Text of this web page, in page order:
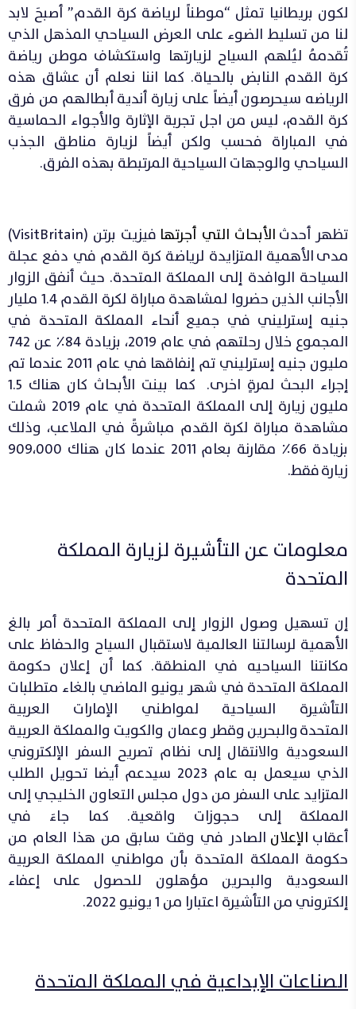
لكون بريطانيا تمثل “موطناً لرياضة كرة القدم” أصبحَ لابد
لنا من تسليط الضوء على العرض السياحي المذهل الذي
تُقدمهُ ليُلهم السياح لزيارتها واستكشاف موطن رياضة
كرة القدم النابض بالحياة. كما اننا نعلم أن عشاق هذه
الرياضه سيحرصون أيضاً على زيارة أندية أبطالهم من فرق
كرة القدم، ليس من اجل تجربة الإثارة والأجواء الحماسية
في المباراة فحسب ولكن أيضاً لزيارة مناطق الجذب
السياحي والوجهات السياحية المرتبطة بهذه الفرق.
تظهر أحدثالأبحاث التي أجرتها
فيزيت برتن (VisitBritain)
مدىالأهمية المتزايدة لرياضة كرة القدم في دفع عجلة
السياحة الوافدة إلى المملكة المتحدة. حيث أنفق الزوار
الأجانب الذين حضروا لمشاهدة مباراة لكرة القدم 1.4 مليار
جنيه إسترليني في جميع أنحاء المملكة المتحدة في
المجموع خلال رحلتهم في عام 2019، بزيادة 84٪ عن 742
مليون جنيه إسترليني تم إنفاقها في عام 2011 عندما تم
إجراء البحث لمرةٍ اخرى. كما بينت الأبحاث كان هناك 1.5
مليون زيارة إلى المملكة المتحدة في عام 2019 شملت
مشاهدة مباراة لكرة القدم مباشرةً في الملاعب، وذلك
بزيادة 66٪ مقارنة بعام 2011 عندما كان هناك 909،000
زيارةفقط.
معلومات عن التأشيرة لزيارة المملكة
المتحدة
إن تسهيل وصول الزوار إلى المملكة المتحدة أمر بالغ
الأهمية لرسالتنا العالمية لاستقبال السياح والحفاظ على
مكانتنا السياحيه في المنطقة. كما أن إعلان حكومة
المملكة المتحدة في شهر يونيو الماضي بالغاء متطلبات
التأشيرة السياحية لمواطني الإمارات العربية
المتحدة والبحرين وقطر وعمان والكويت والمملكة العربية
السعودية والانتقال إلى نظام تصريح السفر الإلكتروني
الذي سيعمل به عام 2023 سيدعم أيضا تحويل الطلب
المتزايد على السفر من دول مجلس التعاون الخليجي إلى
المملكة إلى حجوزات واقعية. كما جاءَ في
أعقاب الإعلان الصادر في وقت سابق من هذا العام من
حكومة المملكة المتحدة بأن مواطني المملكة العربية
السعودية والبحرين مؤهلون للحصول على إعفاء
إلكتروني من التأشيرة اعتبارا من 1 يونيو 2022.
الصناعات الإبداعية في المملكة المتحدة